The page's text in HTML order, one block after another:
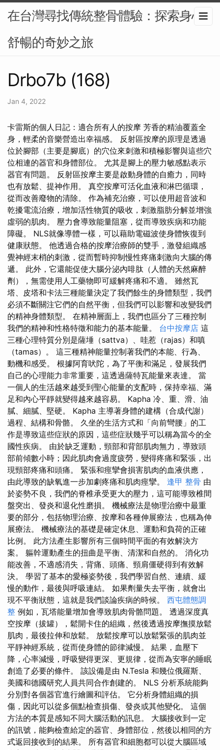
在台灣尋找傳統整骨體驗：探索身心
舒暢的奇妙之旅
Drbo7b (168)
Jan 4, 2022
卡雷斯的個人日記：適合所有人的按摩 芳香的精油覆蓋全
身，輕柔的音樂營造出幸福感。 反射區按摩的原理是透過
位於腳部（主要是腳底）的穴位來刺激和積極影響與這些穴
位相連的器官和身體部位。 尤其是腳上的壓力敏感點表示
器官有問題。 反射區按摩主要是啟動身體的自癒力，同時
也有放鬆、提神作用。 真空按摩可活化血液和淋巴循環，
從而改善廢物的清除。 作為補充治療，可以使用超音波和
乾擾電流治療，增加活性物質的吸收，刺激脂肪分解並增強
虛弱的肌肉。 壓力會導致能量阻塞，從而導致疾病和功能
障礙。 NLS就像導體一樣，可以藉助電磁波使身體恢復到
健康狀態。 他透過合格的按摩治療師的雙手，激發組織感
覺神經末梢的刺激，從而暫時抑制慢性疼痛刺激向大腦的傳
遞。 此外，它還能促使大腦分泌內啡肽（人體的天然麻醉
劑），無需使用人工藥物即可緩解疼痛和不適。 雖然瓦
塔、皮塔和卡法三種能量決定了我們餘生的身體類型，我們
必須不斷關注它們的自然平衡，但我們可以影響和改變我們
的精神身體類型。 在精神層面上，我們也區分了三種控制
我們的精神和性格特徵和能力的基本能量。 台中按摩店 這
三種心理特質分別是薩埵（sattva）、哇惹（rajas）和嗔
（tamas）。 這三種精神能量控制著我們的本能、行為、
動機和感受。 根據阿育吠陀，為了平衡和滿足，發展我們
自己的心理能力非常重要，這透過薩特瓦能量來表達。 當
一個人的生活越來越受到聖心能量的支配時，保持幸福、滿
足和內心平靜就變得越來越容易。 Kapha 冷、重、滑、油
膩、細膩、堅硬。 Kapha 主導著身體的建構（合成代謝）
過程、結構和骨骼。 久坐的生活方式和「向前彎腰」的工
作是導致這些症狀的原因，這些症狀幾乎可以稱為當今的全
國性疾病。 由於缺乏運動，頸部和背部肌肉無力，導致頭
部前傾數小時；因此肌肉會過度疲勞，變得疼痛和緊張，出
現頸部疼痛和頭痛。 緊張和痙攣會損害肌肉的血液供應，
由此導致的缺氧進一步加劇疼痛和肌肉痙攣。 逢甲 整骨 由
於姿勢不良，我們的脊椎承受更大的壓力，這可能導致椎間
盤突出、發炎和退化性磨損。 機械療法是物理治療中最重
要的部分，包括物理治療、按摩和各種伸展療法，也稱為伸
展療法。 機械療法的基礎是確定休息、運動和負荷的正確
比例。 此方法產生影響所有三個時間平面的有效解決方
案。 軀幹運動產生的扭曲是平衡、清潔和自然的。 消化功
能改善，不適感消失，背痛、頭痛、頸肩僵硬得到有效解
決。 學習了基本的愛極姿勢後，我們學習自然、連續、緩
慢的動作，最後與呼吸連結。 如果劑量失去平衡，就會出
現不平衡狀態，這就是我們談論疾病的時候。 西屯體態調
整 例如，瓦塔能量增加會導致肌肉骨骼問題。 透過深度真
空按摩（拔罐），鬆開卡住的組織，然後透過按摩撫摸放鬆
肌肉，最後拉伸和放鬆。 放鬆按摩可以放鬆緊張的肌肉並
平靜神經系統，從而使身體的節律減慢。 結果，血壓下
降，心率減慢，呼吸變得更深、更規律，從而為安寧的睡眠
創造了必要的條件。 該設備是由 N.Tesla 和幾位俄羅斯、
美國和德國研究人員共同合作創建的。 NLS 分析系統能夠
分別對各個器官進行繪圖和評估。 它分析身體組織的損
傷，因此可以從多個點檢查損傷、發炎或其他變化。 這個
方法的本質是感知不同大腦活動的訊息。 大腦接收到一定
的訊號，能夠檢查給定的器官、身體部位，然後以相同的方
式返回接收到的結果。 所有器官和細胞都可以從大腦區域